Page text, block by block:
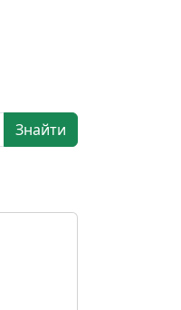
Знайти